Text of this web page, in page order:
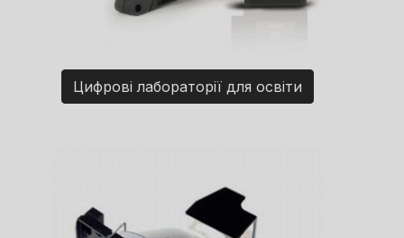
Цифрові лабораторії для освіти